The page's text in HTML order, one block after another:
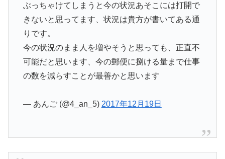
ぶっちゃけてしまうと今の状況あそこには打開で
きないと思ってます、状況は貴方が書いてある通
りです。
今の状況のまま人を増やそうと思っても、正直不
可能だと思います、今の郵便に捌ける量まで仕事
の数を減らすことが最善かと思います
— あんご (@4_an_5) 2017年12月19日